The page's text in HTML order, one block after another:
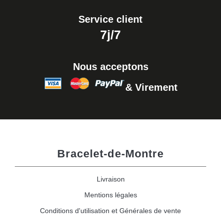
Service client
7j/7
Nous acceptons
& Virement
Bracelet-de-Montre
Livraison
Mentions légales
Conditions d'utilisation et Générales de vente